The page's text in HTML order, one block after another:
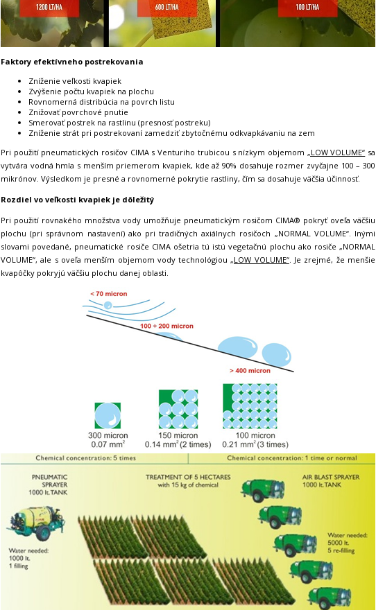
Faktory efektívneho postrekovania
Zníženie veľkosti kvapiek
Zvýšenie počtu kvapiek na plochu
Rovnomerná distribúcia na povrch listu
Znižovať povrchové pnutie
Smerovať postrek na rastlinu (presnosť postreku)
Zníženie strát pri postrekovaní zamedziť zbytočnému odkvapkávaniu na zem
Pri použití pneumatických rosičov CIMA s Venturiho trubicou s nízkym objemom „LOW VOLUME“ sa
vytvára vodná hmla s menším priemerom kvapiek, kde až 90% dosahuje rozmer zvyčajne 100 – 300
mikrónov. Výsledkom je presné a rovnomerné pokrytie rastliny, čím sa dosahuje väčšia účinnosť.
Rozdiel vo veľkosti kvapiek je dôležitý
Pri použití rovnakého množstva vody umožňuje pneumatickým rosičom CIMA® pokryť oveľa väčšiu
plochu (pri správnom nastavení) ako pri tradičných axiálnych rosičoch „NORMAL VOLUME“. Inými
slovami povedané, pneumatické rosiče CIMA ošetria tú istú vegetačnú plochu ako rosiče „NORMAL
VOLUME“, ale s oveľa menším objemom vody technológiou„LOW VOLUME“. Je zrejmé, že menšie
kvapôčky pokryjú väčšiu plochu danej oblasti.